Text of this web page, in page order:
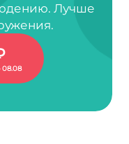
Лучше
08.08